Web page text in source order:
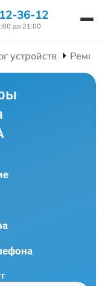
36-12
до 21:00
устройств